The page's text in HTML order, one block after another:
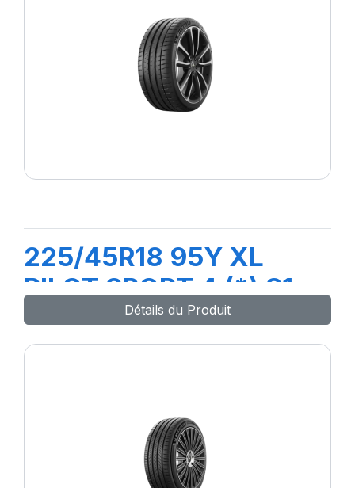
225/45R18 95Y XL
PILOT SPORT 4 (*) S1
Détails du Produit